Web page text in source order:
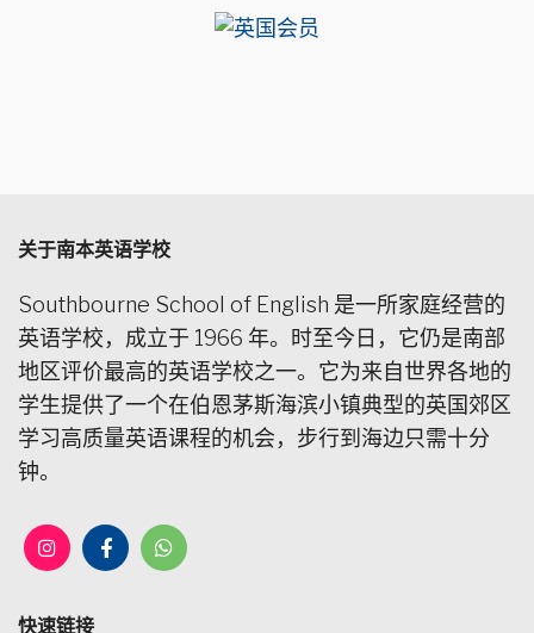
关于南本英语学校
Southbourne School of English 是一所家庭经营的
英语学校，成立于 1966 年。时至今日，它仍是南部
地区评价最高的英语学校之一。它为来自世界各地的
学生提供了一个在伯恩茅斯海滨小镇典型的英国郊区
学习高质量英语课程的机会，步行到海边只需十分
钟。
快速链接